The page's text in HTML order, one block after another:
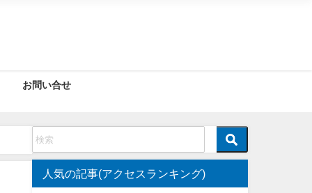
お問い合せ
人気の記事(アクセスランキング)